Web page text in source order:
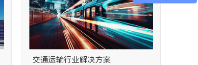
交通运输行业解决方案